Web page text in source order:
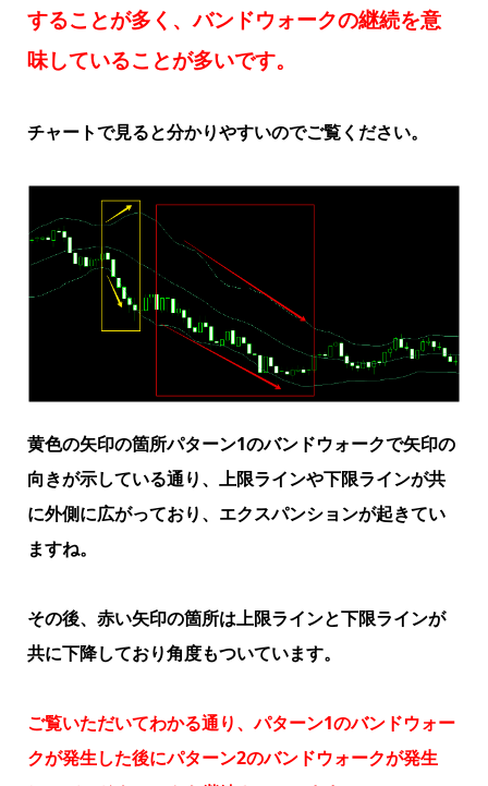
することが多く、バンドウォークの継続を意
味していることが多いです。
チャートで見ると分かりやすいのでご覧ください。
黄色の矢印の箇所パターン1のバンドウォークで矢印の
向きが示している通り、上限ラインや下限ラインが共
に外側に広がっており、エクスパンションが起きてい
ますね。
その後、赤い矢印の箇所は上限ラインと下限ラインが
共に下降しており角度もついています。
ご覧いただいてわかる通り、パターン1のバンドウォー
クが発生した後にパターン2のバンドウォークが発生